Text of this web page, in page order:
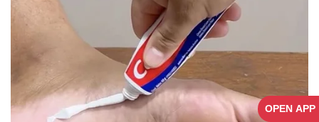
OPEN APP